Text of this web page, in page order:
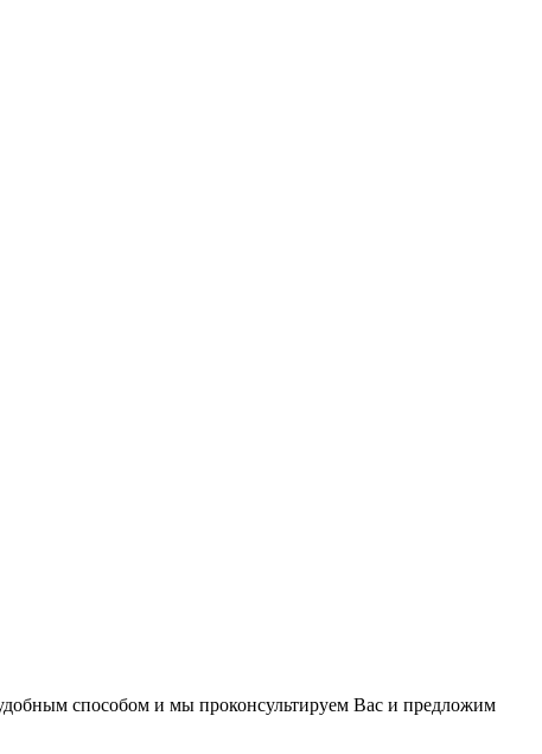
способом и мы проконсультируем Вас и предложим